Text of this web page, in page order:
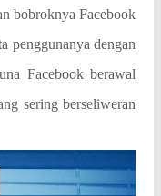
bobroknya Facebook
penggunanya dengan
Facebook berawal
sering berseliweran